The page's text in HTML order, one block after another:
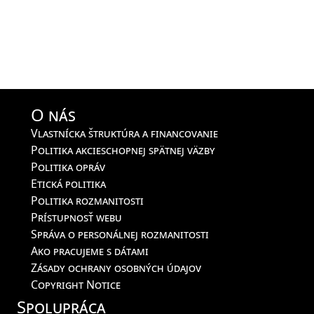
O nás
Vlastnícka štruktúra a financovanie
Politika akcieschopnej spätnej väzby
Politika opráv
Etická politika
Politika rozmanitosti
Prístupnosť webu
Správa o personálnej rozmanitosti
Ako pracujeme s dátami
Zásady ochrany osobných údajov
Copyright Notice
Spolupráca